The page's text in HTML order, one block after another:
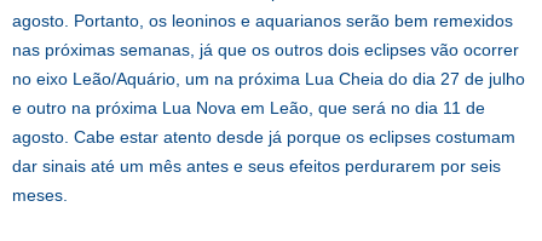
agosto. Portanto, os leoninos e aquarianos serão bem remexidos
nas próximas semanas, já que os outros dois eclipses vão ocorrer
no eixo Leão/Aquário, um na próxima Lua Cheia do dia 27 de julho
e outro na próxima Lua Nova em Leão, que será no dia 11 de
agosto. Cabe estar atento desde já porque os eclipses costumam
dar sinais até um mês antes e seus efeitos perdurarem por seis
meses.